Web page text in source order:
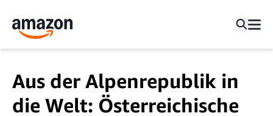
Aus der Alpenrepublik in
die Welt: Österreichische